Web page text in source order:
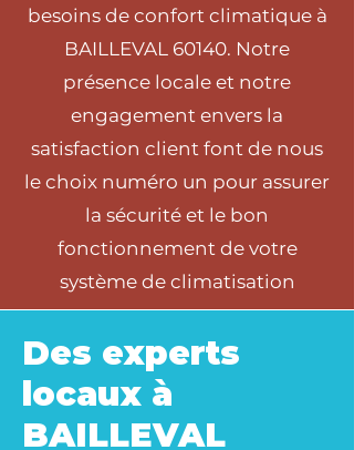
besoins de confort climatique à
BAILLEVAL 60140. Notre
présence locale et notre
engagement envers la
satisfaction client font de nous
le choix numéro un pour assurer
la sécurité et le bon
fonctionnement de votre
système de climatisation
Des experts
locaux à
BAILLEVAL